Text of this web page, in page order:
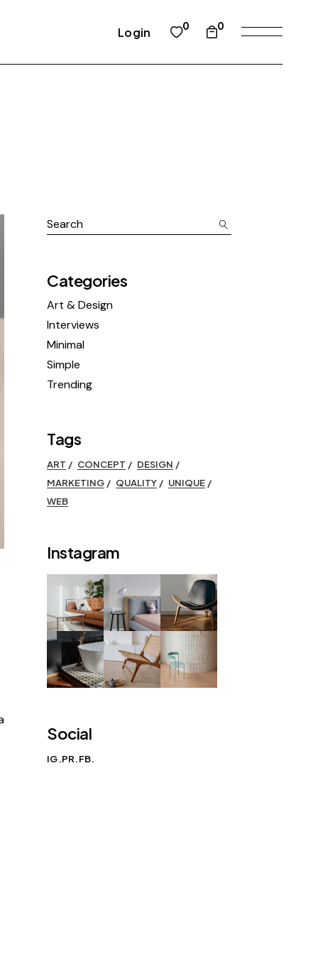
Login 0 0
Categories
Art & Design
Interviews
Minimal
Simple
Trending
Tags
ART CONCEPT
DESIGN
MARKETING
QUALITY
UNIQUE
WEB
Instagram
Social
IG.PR.FB.